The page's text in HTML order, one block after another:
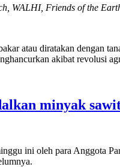
WALHI, Friends of the
atau diratakan dengan
akibat revolusi
minyak
ini oleh para Anggota